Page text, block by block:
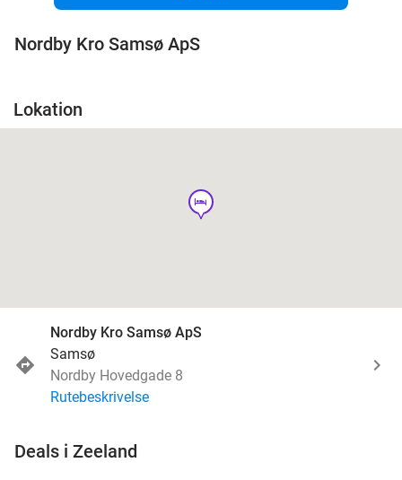
Nordby Kro Samsø ApS
Lokation
hotel
Nordby Kro Samsø ApS
Samsø
Nordby Hovedgade 8
Rutebeskrivelse
Deals i Zeeland